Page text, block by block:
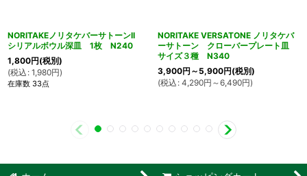
NORITAKEノリタケバーサトーンII
シリアルボウル深皿 1枚 N240
1,800円(税別)
(税込 : 1,980円)
在庫数 33点
NORITAKE VERSATONE ノリタケバ
ーサトーン クローバープレート皿
サイズ３種 N340
3,900円 ～5,900円(税別)
(税込 : 4,290円 ～6,490円)